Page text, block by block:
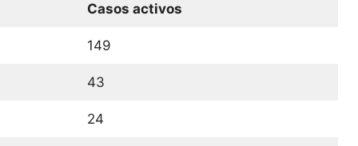
Casos activos
149
43
24